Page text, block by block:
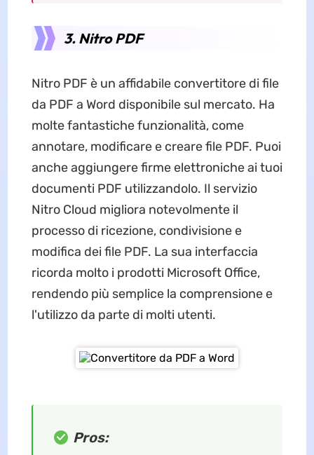
3. Nitro PDF
Nitro PDF è un affidabile convertitore di file
da PDF a Word disponibile sul mercato. Ha
molte fantastiche funzionalità, come
annotare, modificare e creare file PDF. Puoi
anche aggiungere firme elettroniche ai tuoi
documenti PDF utilizzandolo. Il servizio
Nitro Cloud migliora notevolmente il
processo di ricezione, condivisione e
modifica dei file PDF. La sua interfaccia
ricorda molto i prodotti Microsoft Office,
rendendo più semplice la comprensione e
l'utilizzo da parte di molti utenti.
Pros: